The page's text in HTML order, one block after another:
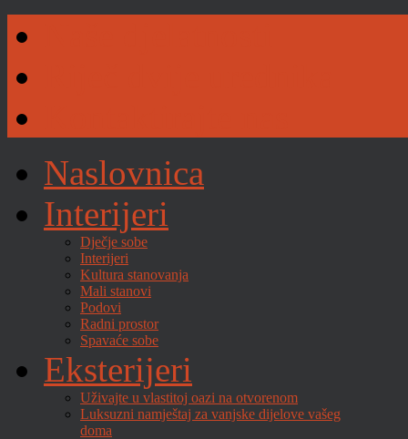
Naslovnica
Interijeri
Dječje sobe
Interijeri
Kultura stanovanja
Mali stanovi
Podovi
Radni prostor
Spavaće sobe
Eksterijeri
Uživajte u vlastitoj oazi na otvorenom
Luksuzni namještaj za vanjske dijelove vašeg
doma